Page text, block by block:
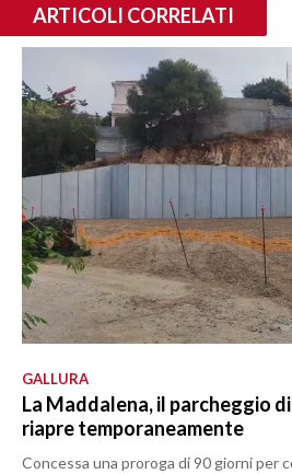
ARTICOLI CORRELATI
GALLURA
La Maddalena, il parcheggio
riapre temporaneamente
Concessa una proroga di 90 giorni per